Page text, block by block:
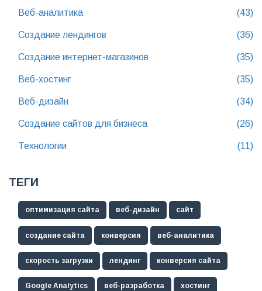
Веб-аналитика (43)
Создание лендингов (36)
Создание интернет-магазинов (35)
Веб-хостинг (35)
Веб-дизайн (34)
Создание сайтов для бизнеса (26)
Технологии (11)
ТЕГИ
оптимизация сайта веб-дизайн сайт
создание сайта конверсия веб-аналитика
скорость загрузки лендинг конверсия сайта
Google Analytics веб-разработка хостинг